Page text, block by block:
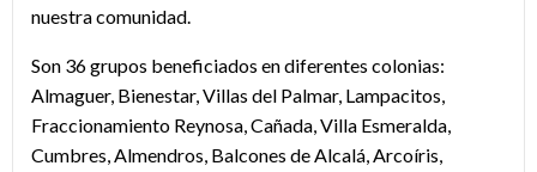
nuestra comunidad.
Son 36 grupos beneficiados en diferentes colonias:
Almaguer, Bienestar, Villas del Palmar, Lampacitos,
Fraccionamiento Reynosa, Cañada, Villa Esmeralda,
Cumbres, Almendros, Balcones de Alcalá, Arcoíris,